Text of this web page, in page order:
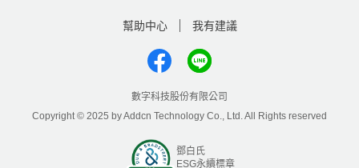
幫助中心 我有建議
數字科技股份有限公司
Copyright © 2025 by Addcn Technology Co., Ltd. All Rights reserved
鄧白氏
ESG永續標章